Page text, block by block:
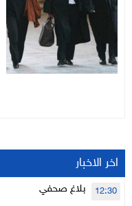
اخر الاخبار
بلاغ صحفي 12:30